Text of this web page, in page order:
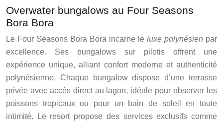
Overwater bungalows au Four Seasons
Bora Bora
Le Four Seasons Bora Bora incarne le luxe polynésien par
excellence. Ses bungalows sur pilotis offrent une
expérience unique, alliant confort moderne et authenticité
polynésienne. Chaque bungalow dispose d’une terrasse
privée avec accès direct au lagon, idéale pour observer les
poissons tropicaux ou pour un bain de soleil en toute
intimité. Le resort propose des services exclusifs comme